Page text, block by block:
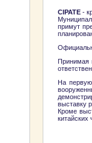
CIPATE -
примут
Принимая
На первую
выставку
Кроме
китайских